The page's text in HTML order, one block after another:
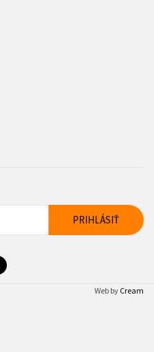
Web by Cream